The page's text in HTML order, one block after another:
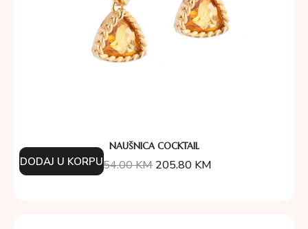
NAUŠNICA COCKTAIL
254.00KM 205.80 KM
DODAJ U KORPU